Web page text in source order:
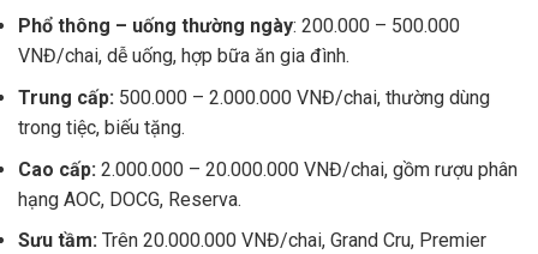
Phổ thông – uống thường ngày: 200.000 – 500.000
VNĐ/chai, dễ uống, hợp bữa ăn gia đình.
Trung cấp: 500.000 – 2.000.000 VNĐ/chai, thường dùng
trong tiệc, biếu tặng.
Cao cấp: 2.000.000 – 20.000.000 VNĐ/chai, gồm rượu phân
hạng AOC, DOCG, Reserva.
Sưu tầm: Trên 20.000.000 VNĐ/chai, Grand Cru, Premier